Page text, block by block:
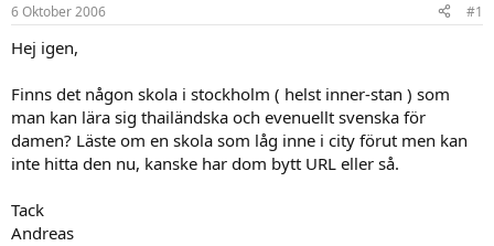
6 Oktober 2006 #1
Hej igen,
Finns det någon skola i stockholm ( helst inner-stan ) som
man kan lära sig thailändska och evenuellt svenska för
damen? Läste om en skola som låg inne i city förut men kan
inte hitta den nu, kanske har dom bytt URL eller så.
Tack
Andreas